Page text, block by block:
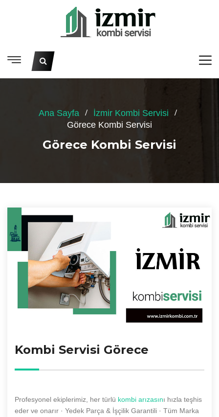
Ana Sayfa
İzmir Kombi Servisi
Görece Kombi Servisi
Görece Kombi Servisi
Kombi Servisi Görece
Profesyonel ekiplerimiz, her türlü kombi arızasını hızla teşhis
eder ve onarır · Yedek Parça & İşçilik Garantili · Tüm Marka